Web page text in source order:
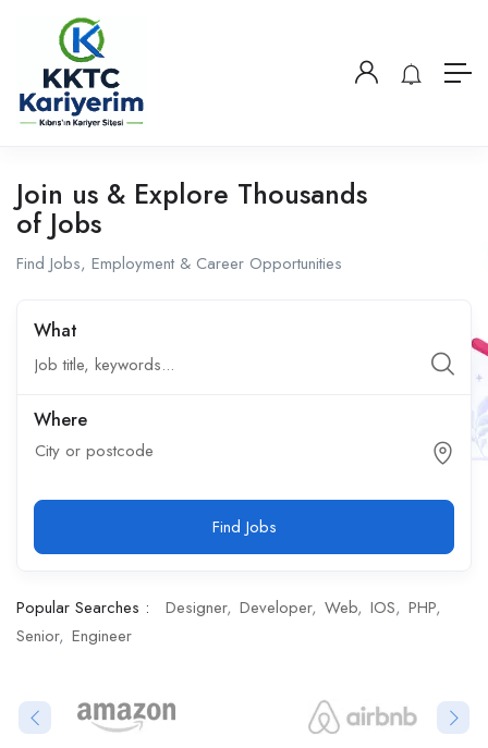
Join us & Explore Thousands
of Jobs
Find Jobs, Employment & Career Opportunities
What
Where
City or postcode
Find Jobs
Popular Searches : Designer Developer Web IOS PHP
Senior Engineer